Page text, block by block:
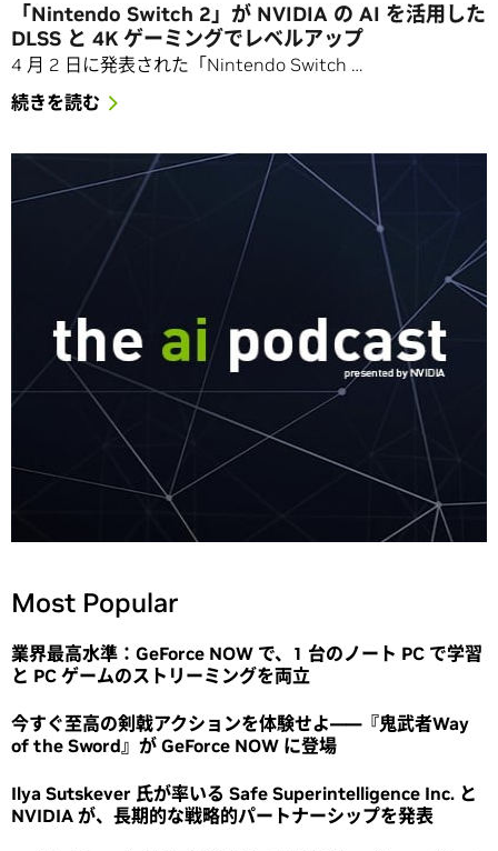
「Nintendo Switch 2」が NVIDIA の AI を活用した
DLSS と 4K ゲーミングでレベルアップ
4 月 2 日に発表された「Nintendo Switch …
続きを読む
Most Popular
業界最高水準：GeForce NOW で、1 台のノート PC で学習
と PC ゲームのストリーミングを両立
今すぐ至高の剣戟アクションを体験せよ――『鬼武者Way
of the Sword』が GeForce NOW に登場
Ilya Sutskever 氏が率いる Safe Superintelligence Inc. と
NVIDIA が、長期的な戦略的パートナーシップを発表